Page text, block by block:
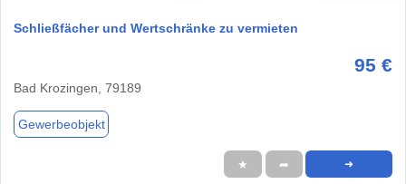
Schließfächer und Wertschränke zu vermieten
95 €
Bad Krozingen, 79189
Gewerbeobjekt
★ ➦ ➜